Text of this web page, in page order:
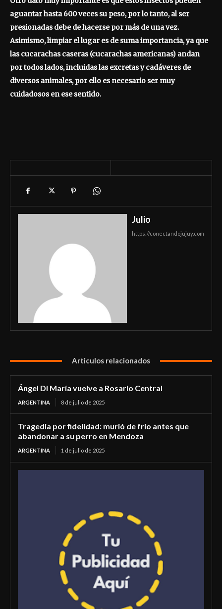
aguantar hasta 600 veces su peso, por lo tanto, al ser
presionadas debe de hacerse por más de una vez.
Asimismo, limpiar el lugar es de suma importancia, ya que
las cucarachas caseras (cucarachas americanas) andan
por todos lados, incluidas las excretas y cadáveres de
diversos animales, por ello es necesario ser muy
cuidadosos en ese sentido.
Julio
https://conectandojujuy.com
Articulos relacionados
Ángel Di María vuelve a Rosario Central
ARGENTINA 8 de julio de 2025
Tragedia por fidelidad: murió de frío antes que
abandonar a su perro en Mendoza
ARGENTINA 1 de julio de 2025